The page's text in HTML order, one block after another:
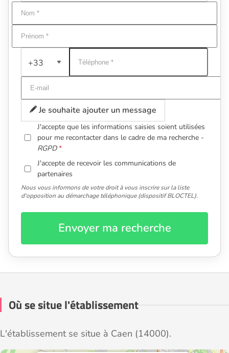
+33
Je souhaite ajouter un message
J'accepte que les informations saisies soient utilisées
pour me recontacter dans le cadre de ma recherche -
RGPD
J'accepte de recevoir les communications de
partenaires
Nous vous informons de votre droit à vous inscrire sur la liste
d'opposition au démarchage téléphonique (dispositif BLOCTEL).
Envoyer ma recherche
Où se situe l'établissement
L'établissement se situe à Caen (14000).